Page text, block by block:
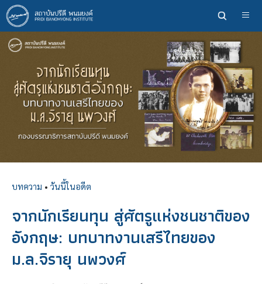
ข้าม
ไป
ยัง
เนื้อหา
บทความ • วันนี้ในอดีต
จากนักเรียนทุน สู่ศัตรูแห่งชนชาติของ
อังกฤษ: บทบาทงานเสรีไทยของ
ม.ล.จิรายุ นพวงศ์